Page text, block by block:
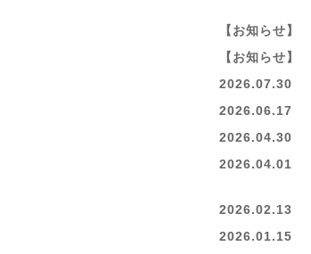
【お知らせ】
【お知らせ】
2026.07.30
2026.06.17
2026.04.30
2026.04.01
2026.02.13
2026.01.15